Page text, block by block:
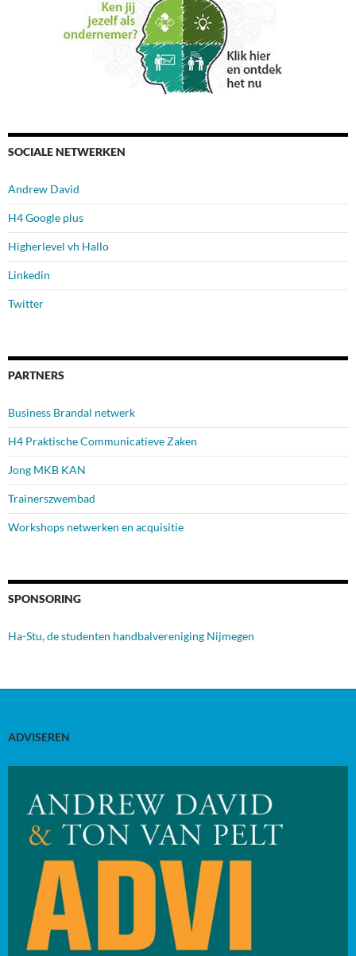
SOCIALE NETWERKEN
Andrew David
H4 Google plus
Higherlevel vh Hallo
Linkedin
Twitter
PARTNERS
Business Brandal netwerk
H4 Praktische Communicatieve Zaken
Jong MKB KAN
Trainerszwembad
Workshops netwerken en acquisitie
SPONSORING
Ha-Stu, de studenten handbalvereniging Nijmegen
ADVISEREN